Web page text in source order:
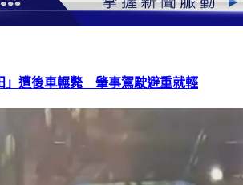
」遭後車輾斃 肇事駕駛避重就輕